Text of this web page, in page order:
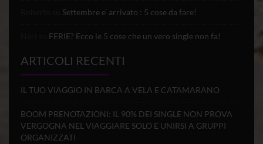
Settembre e’ arrivato : 5 cose da fare!
FERIE? Ecco le 5 cose che un vero single non fa!
ARTICOLI RECENTI
IL TUO VIAGGIO IN BARCA A VELA E CATAMARANO
BOOM PRENOTAZIONI: IL 90% DEI SINGLE NON PROVA
VERGOGNA NEL VIAGGIARE SOLO E UNIRSI A GRUPPI
ORGANIZZATI